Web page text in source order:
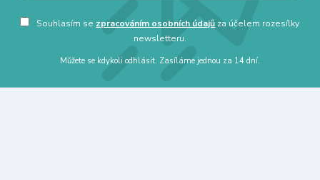
Souhlasím se zpracováním osobních údajů za účelem rozesílky
newsletteru.
Můžete se kdykoli odhlásit. Zasíláme jednou za 14 dní.